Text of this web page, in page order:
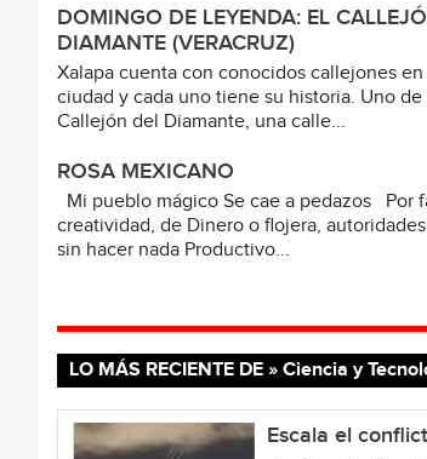
DOMINGO DE LEYENDA: EL
DIAMANTE (VERACRUZ)
Xalapa cuenta con conocidos callejones
ciudad y cada uno tiene su historia. Uno de
Callejón del Diamante, una calle...
ROSA MEXICANO
Mi pueblo mágico Se cae a pedazos Por
creatividad, de Dinero o flojera,
sin hacer nada Productivo...
LO MÁS RECIENTE DE » Ciencia y
Escala el